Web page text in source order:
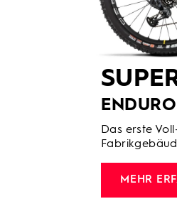
ENDURO
Das erste
MEHR